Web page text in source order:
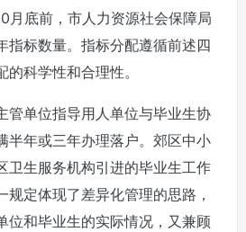
月底前，市人力资源社会保障局
指标数量。指标分配遵循前述四
科学性和合理性。
管单位指导用人单位与毕业生协
半年或三年办理落户。郊区中小
卫生服务机构引进的毕业生工作
规定体现了差异化管理的思路，
位和毕业生的实际情况，又兼顾